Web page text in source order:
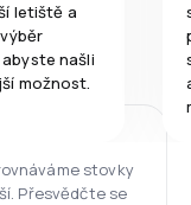
letiště a
našli
možnost.
stovky
Přesvědčte se